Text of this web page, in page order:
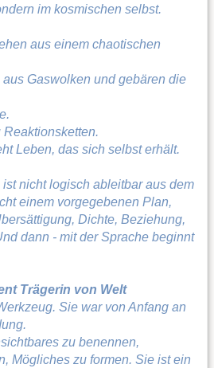
im kosmischen selbst.
aus einem chaotischen
Gaswolken und gebären die
Leben, das sich selbst erhält.
nicht logisch ableitbar aus dem
einem vorgegebenen Plan,
Dichte, Beziehung,
dann - mit der Sprache beginnt
Trägerin von Welt
Sie war von Anfang an
zu benennen,
Mögliches zu formen. Sie ist ein